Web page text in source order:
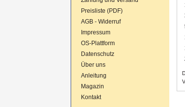
Preisliste (PDF)
AGB - Widerruf
Impressum
OS-Plattform
Datenschutz
Über uns
Anleitung
Magazin
Kontakt